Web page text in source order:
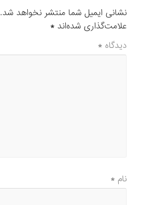
نشانی ایمیل شما منتشر نخواهد شد.
علامت‌گذاری شده‌اند*
دیدگاه*
نام*